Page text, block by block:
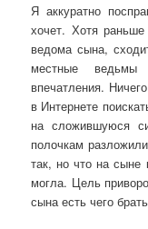
Я аккуратно
хочет. Хотя
ведома сына,
местные
впечатления.
в Интернете
на сложившуюся
полочкам
так, но что на сыне
могла. Цель
сына есть чего